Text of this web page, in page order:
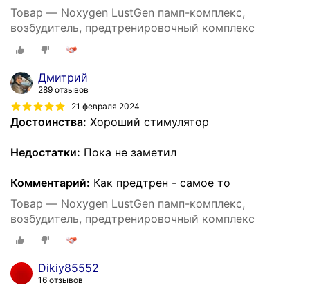
Товар — Noxygen LustGen памп-комплекс,
возбудитель, предтренировочный комплекс
Дмитрий
289 отзывов
21 февраля 2024
Достоинства: Хороший стимулятор
Недостатки: Пока не заметил
Комментарий: Как предтрен - самое то
Товар — Noxygen LustGen памп-комплекс,
возбудитель, предтренировочный комплекс
Dikiy85552
16 отзывов